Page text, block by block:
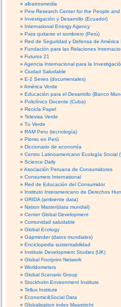
albatrosmedia
Pew Research Center for the People
Investigación y Desarrollo (Ecuador)
International Energy Agency
Para quitarse el sombrero (Perú)
Red de Seguridad y Defensa de América
Fundación para las Relaciones
Futuros 21
Agencia Internacional para la
Ciudad Saludable
E-2 Series (documentales)
América Verde
Educación para el Desarrollo (Banco
Policlínico Docente (Cuba)
Recicla Papel
Televisa Verde
Tu Verde
RAM Peru (tecnología)
Plomo en Perú
Diccionario de economía
Centro Latinoamericano Ecología Social
Science Daily
Asociación Peruana de Consumidores
Consumers International
Red de Educación del Consumidor
Instituto Interamericano de Derechos
GRIDA (ambiente data)
Nation Master(data mundial)
Center Global Development
Comunidad saludable
Global Ecology
Gapminder (datos mundiales)
Enciclopedia sustentabilidad
Institute Development Studies (UK)
Global Footprint Network
Worldometers
Global Scenario Group
Stockholm Environment Institute
Tellus Institute
Economic&Social Data
Globalisation index Maastricht